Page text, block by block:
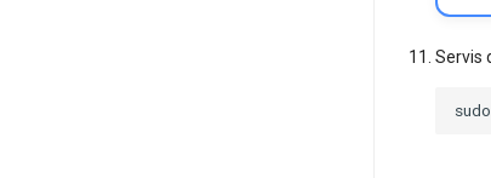
Servis
sudo